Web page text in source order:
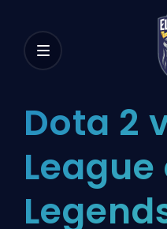
Dota 2
League